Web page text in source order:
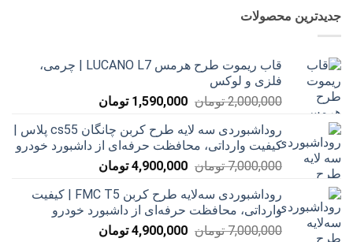
جدیدترین محصولات
قاب ریموت طرح هرمس LUCANO L7 | چرمی،
فلزی و لوکس
2,000,000 تومان قیمت
2,000,000 تومان
بود.
1,590,000 تومانقیمت
1,590,000 تومان
است.
روداشبوردی سه‌ لایه طرح کربن چانگان cs55 پلاس |
کیفیت وارداتی، محافظت حرفه‌ای از داشبورد خودرو
7,000,000 تومان قیمت
7,000,000 تومان
بود.
4,900,000 تومانقیمت
4,900,000 تومان
است.
روداشبوردی سه‌لایه طرح کربن FMC T5 | کیفیت
وارداتی، محافظت حرفه‌ای از داشبورد خودرو
7,000,000 تومان قیمت
4,900,000 تومانقیمت